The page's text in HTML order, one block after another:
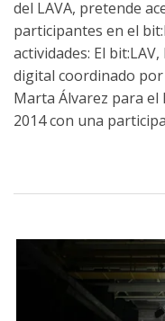
del LAVA, pretende
participantes en el
actividades: El
digital coordinado
Marta Álvarez para el
2014 con una